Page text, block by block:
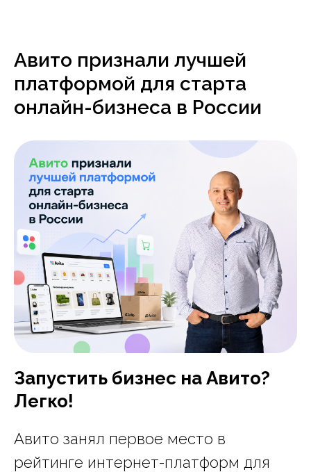
Авито признали лучшей
платформой для старта
онлайн-бизнеса в России
Запустить бизнес на Авито?
Легко!
Авито занял первое место в
рейтинге интернет-платформ для